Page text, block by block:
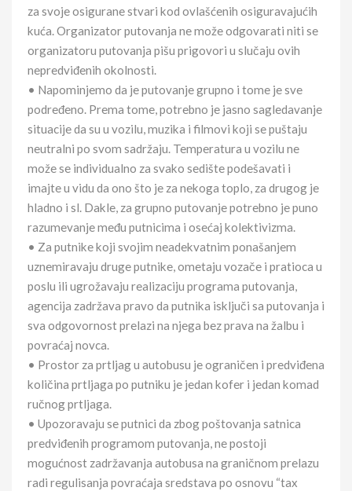
za svoje osigurane stvari kod ovlašćenih osiguravajućih
kuća. Organizator putovanja ne može odgovarati niti se
organizatoru putovanja pišu prigovori u slučaju ovih
nepredviđenih okolnosti.
• Napominjemo da je putovanje grupno i tome je sve
podređeno. Prema tome, potrebno je jasno sagledavanje
situacije da su u vozilu, muzika i filmovi koji se puštaju
neutralni po svom sadržaju. Temperatura u vozilu ne
može se individualno za svako sedište podešavati i
imajte u vidu da ono što je za nekoga toplo, za drugog je
hladno i sl. Dakle, za grupno putovanje potrebno je puno
razumevanje među putnicima i osećaj kolektivizma.
• Za putnike koji svojim neadekvatnim ponašanjem
uznemiravaju druge putnike, ometaju vozače i pratioca u
poslu ili ugrožavaju realizaciju programa putovanja,
agencija zadržava pravo da putnika isključi sa putovanja i
sva odgovornost prelazi na njega bez prava na žalbu i
povraćaj novca.
• Prostor za prtljag u autobusu je ograničen i predviđena
količina prtljaga po putniku je jedan kofer i jedan komad
ručnog prtljaga.
• Upozoravaju se putnici da zbog poštovanja satnica
predviđenih programom putovanja, ne postoji
mogućnost zadržavanja autobusa na graničnom prelazu
radi regulisanja povraćaja sredstava po osnovu “tax